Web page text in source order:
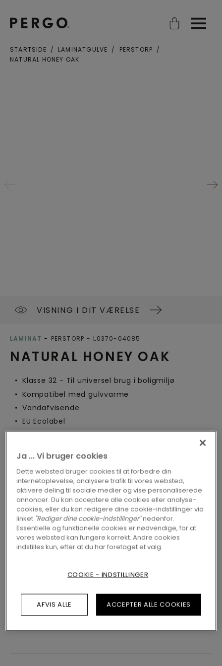
Open searchOpen
STARTSIDE LAMINATGULVE
PERSTORP
NATURAL HONEY OAK
VISNING I DIT VÆRELSE
NATURAL HONEY OAK
LAMINAT PERSTORP L0370-04085
Klasse 32 - Til universel brug i boligmiljø
Kompatibel med gulvvarme
Vandafvisende
EU Ecolabel
Nordic Swan Ecolabel
280,00 kr./m² Vejledende pris
FIND EN FORHANDLER I NÆRHEDEN AF
DIG
Er du spændt på at se dette gulv i
virkeligheden? Har du stadigvæk nogle
spørgsmål? Der findes altid en forhandler i
SØG
Ja ... Vi bruger cookies
Dette websted bruger cookies til at forbedre din
internetoplevelse, analysere trafik til vores websted,
aktivere deling til sociale medier og vise personaliserede
annoncer. Du kan acceptere alle cookies eller analyse-
cookies, eller du kan redigere dine cookie-indstillinger via
linket "Rediger dine cookie-indstillinger"nedenfor.
Essentielle og funktionelle cookies er nødvendige, for at
vores websted kan fungere korrekt. Andre cookies
indstilles kun, efter at du har foretaget et valg.
COOKIE - INDSTILLINGER
AFVIS ALLE ACCEPTER ALLE COOKIES